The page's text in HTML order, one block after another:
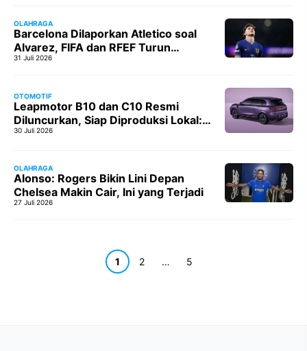
OLAHRAGA
Barcelona Dilaporkan Atletico soal
Alvarez, FIFA dan RFEF Turun
Tangan: Konflik Sepakbola yang
31 Juli 2026
OTOMOTIF
Leapmotor B10 dan C10 Resmi
Diluncurkan, Siap Diproduksi Lokal:
Membuka Era Baru di Industri
30 Juli 2026
OLAHRAGA
Alonso: Rogers Bikin Lini Depan
Chelsea Makin Cair, Ini yang Terjadi
27 Juli 2026
Halaman
1 Halaman
2 … Halaman
5